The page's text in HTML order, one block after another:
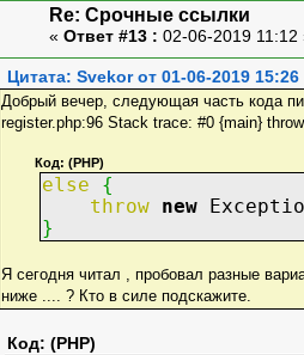
Re: Срочные ссылки
« Ответ #13 : 02-06-2019
Цитата: Svekor от 01-06-2019 15:26
Добрый вечер, следующая часть кода
register.php:96 Stack trace: #0 {main}
Код: (PHP)
else
{
throw new
}
Я сегодня читал , пробовал разные
ниже .... ? Кто в силе подскажите.
Код: (PHP)